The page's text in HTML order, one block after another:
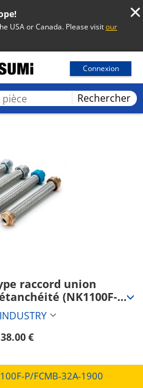
USA or Canada. Please visitour
Connexion
Rechercher
raccord union
(NK1100F-
€
P/FCMB-32A-1900